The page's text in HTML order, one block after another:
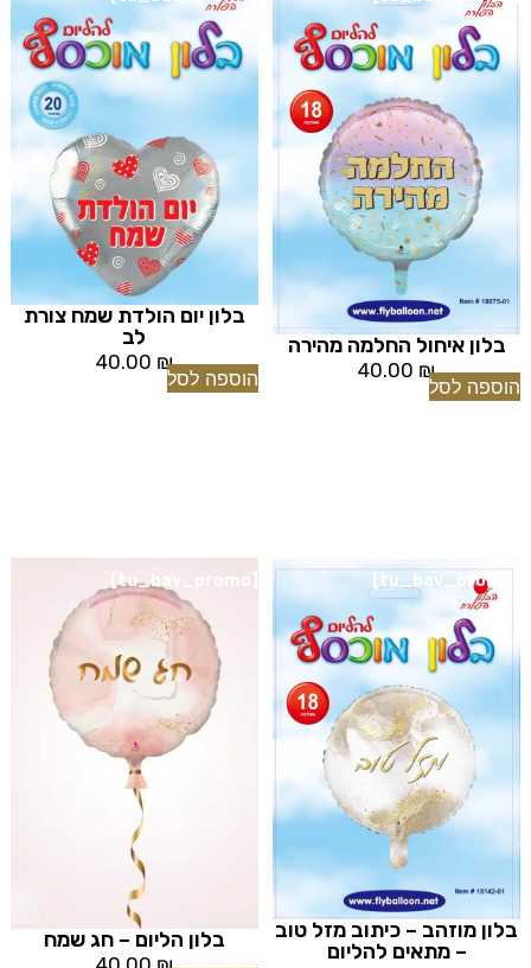
בלון איחול החלמה מהירה
40.00 ₪
הוספה לסל
בלון יום הולדת שמח צורת
לב
40.00 ₪
הוספה לסל
בלון מוזהב – כיתוב מזל טוב
– מתאים להליום
בלון הליום – חג שמח